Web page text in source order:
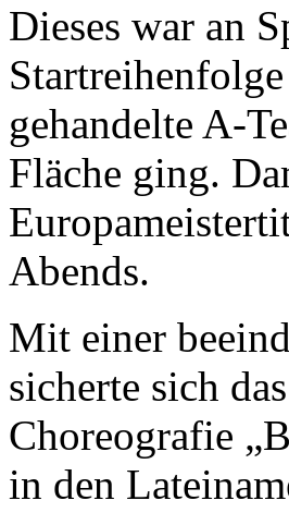
Dieses war an
gehandelte A-
Fläche ging.
Abends.
Mit einer
sicherte sich das
Choreografie
in den